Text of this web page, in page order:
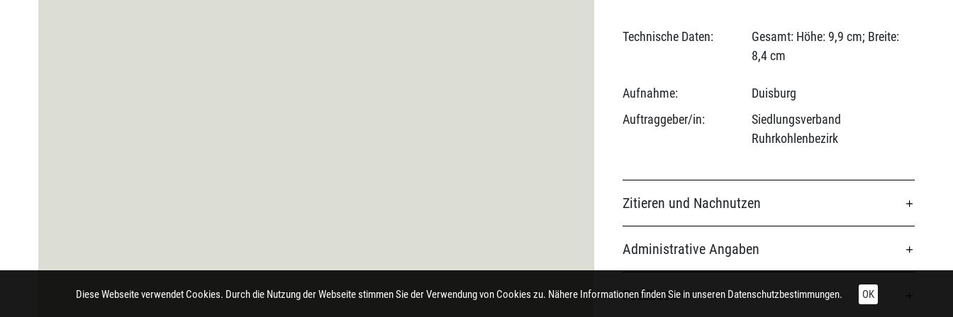
Technische Daten:
Gesamt: Höhe: 9,9 cm; Breite:
8,4 cm
Aufnahme:
Duisburg
Auftraggeber/in:
Siedlungsverband
Ruhrkohlenbezirk
Zitieren und Nachnutzen
Administrative Angaben
Feedback
Diese Webseite verwendet Cookies. Durch die Nutzung der Webseite stimmen Sie der Verwendung von Cookies zu. Nähere Informationen finden Sie in unseren Datenschutzbestimmungen. OK